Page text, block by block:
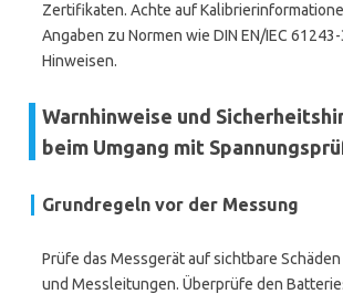
Zertifikaten. Achte auf
Angaben zu Normen wie DIN EN/IEC
Hinweisen.
Warnhinweise und
beim Umgang mit
Grundregeln vor der Messung
Prüfe das Messgerät auf sichtbare Schäden
und Messleitungen. Überprüfe den